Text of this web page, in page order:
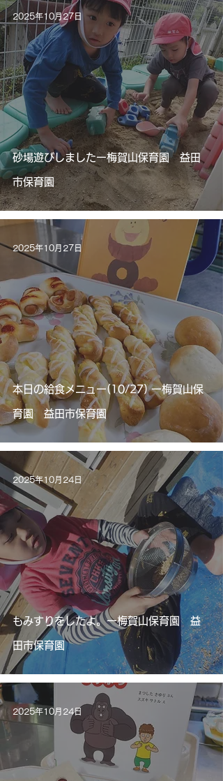
砂場遊びしましたー梅賀山保育園 益田
市保育園
2025年10月27日
本日の給食メニュー(10/27) ー梅賀山保
育園 益田市保育園
2025年10月27日
もみすりをしたよ。ー梅賀山保育園 益
田市保育園
2025年10月24日
2025年10月24日